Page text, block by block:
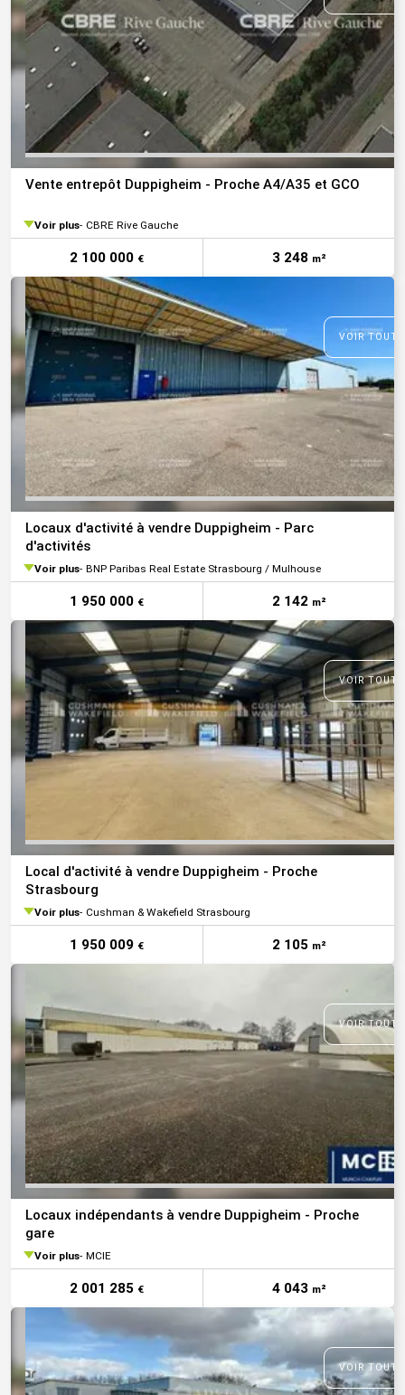
Vente entrepôt Duppigheim - Proche A4/A35 et GCO
Voir plus CBRE Rive Gauche
2 100 000 € 3 248 m²
VOIR
Locaux d'activité à vendre Duppigheim - Parc
d'activités
Voir plus BNP Paribas Real Estate Strasbourg / Mulhouse
1 950 000 € 2 142 m²
VOIR
Local d'activité à vendre Duppigheim - Proche
Strasbourg
Voir plus Cushman & Wakefield Strasbourg
1 950 009 € 2 105 m²
VOIR
Locaux indépendants à vendre Duppigheim - Proche
gare
Voir plus MCIE
2 001 285 € 4 043 m²
VOIR